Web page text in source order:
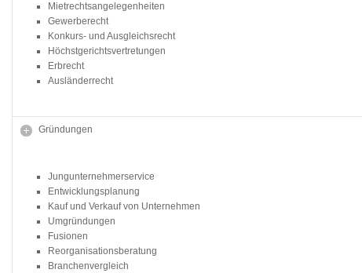
Mietrechtsangelegenheiten
Gewerberecht
Konkurs- und Ausgleichsrecht
Höchstgerichtsvertretungen
Erbrecht
Ausländerrecht
Gründungen
Jungunternehmerservice
Entwicklungsplanung
Kauf und Verkauf von Unternehmen
Umgründungen
Fusionen
Reorganisationsberatung
Branchenvergleich